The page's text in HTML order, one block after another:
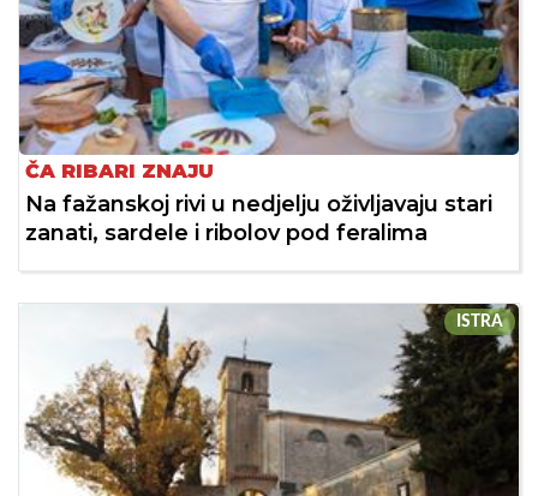
ČA RIBARI ZNAJU
Na fažanskoj rivi u nedjelju oživljavaju stari
zanati, sardele i ribolov pod feralima
ISTRA